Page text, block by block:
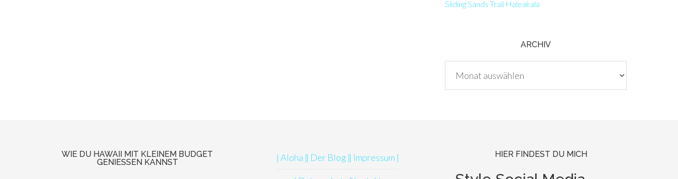
Sliding Sands Trail Haleakala
ARCHIV
WIE DU HAWAII MIT KLEINEM BUDGET
GENIESSEN KANNST
| Aloha || Der Blog || Impressum | HIER FINDEST DU MICH